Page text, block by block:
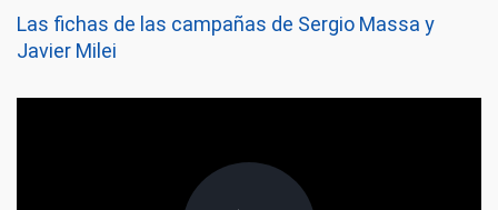
Las fichas de las campañas de Sergio Massa y
Javier Milei